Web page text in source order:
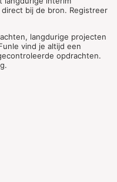
bij de bron. Registreer
langdurige projecten
vind je altijd een
opdrachten.